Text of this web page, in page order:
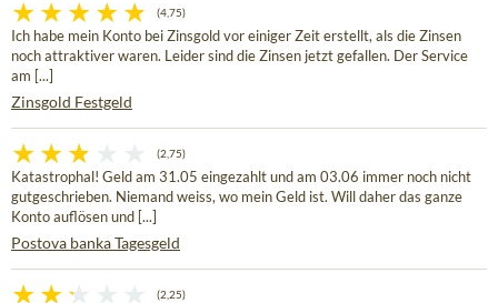
(4,75)
Ich habe mein Konto bei Zinsgold vor einiger Zeit erstellt, als die Zinsen
noch attraktiver waren. Leider sind die Zinsen jetzt gefallen. Der Service
am [...]
Zinsgold Festgeld
(2,75)
Katastrophal! Geld am 31.05 eingezahlt und am 03.06 immer noch nicht
gutgeschrieben. Niemand weiss, wo mein Geld ist. Will daher das ganze
Konto auflösen und [...]
Postova banka Tagesgeld
(2,25)